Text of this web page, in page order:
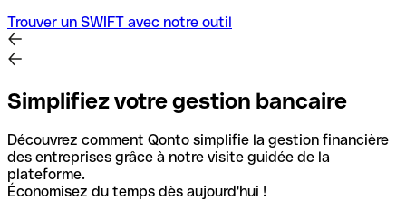
Trouver un SWIFT avec notre outil
Simplifiez votre gestion bancaire
Découvrez comment Qonto simplifie la gestion financière
des entreprises grâce à notre visite guidée de la
plateforme.
Économisez du temps dès aujourd'hui !